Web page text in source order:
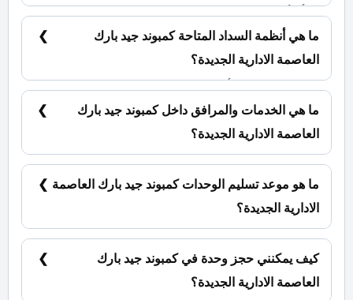
ما هي أنظمة السداد المتاحة كمبوند جيد بارك
العاصمة الادارية الجديدة؟
ما هي الخدمات والمرافق داخل كمبوند جيد بارك
العاصمة الادارية الجديدة؟
ما هو موعد تسليم الوحدات كمبوند جيد بارك العاصمة
الادارية الجديدة؟
كيف يمكنني حجز وحدة في كمبوند جيد بارك
العاصمة الادارية الجديدة؟